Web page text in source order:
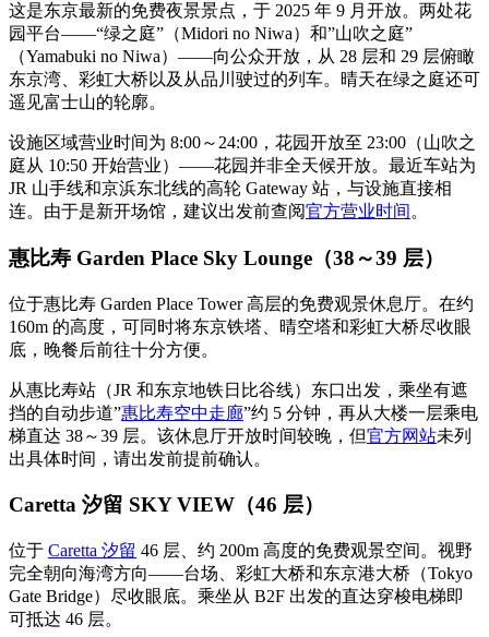
这是东京最新的免费夜景景点，于 2025 年 9 月开放。两处花
园平台——“绿之庭”（Midori no Niwa）和”山吹之庭”
（Yamabuki no Niwa）——向公众开放，从 28 层和 29 层俯瞰
东京湾、彩虹大桥以及从品川驶过的列车。晴天在绿之庭还可
遥见富士山的轮廓。
设施区域营业时间为 8:00～24:00，花园开放至 23:00（山吹之
庭从 10:50 开始营业）——花园并非全天候开放。最近车站为
JR 山手线和京浜东北线的高轮 Gateway 站，与设施直接相
连。由于是新开场馆，建议出发前查阅官方营业时间 。
惠比寿 Garden Place Sky Lounge（38～39 层）
位于惠比寿 Garden Place Tower 高层的免费观景休息厅。在约
160m 的高度，可同时将东京铁塔、晴空塔和彩虹大桥尽收眼
底，晚餐后前往十分方便。
从惠比寿站（JR 和东京地铁日比谷线）东口出发，乘坐有遮
挡的自动步道”惠比寿空中走廊”约 5 分钟，再从大楼一层乘电
梯直达 38～39 层。该休息厅开放时间较晚，但官方网站未列
出具体时间，请出发前提前确认。
Caretta 汐留 SKY VIEW（46 层）
位于 Caretta 汐留 46 层、约 200m 高度的免费观景空间。视野
完全朝向海湾方向——台场、彩虹大桥和东京港大桥（Tokyo
Gate Bridge）尽收眼底。乘坐从 B2F 出发的直达穿梭电梯即
可抵达 46 层。